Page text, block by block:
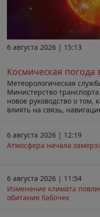
6 августа 2026 | 15:13
Космическая погода
Метеорологическая
Министерство
новое руководство о том,
влиять на связь,
6 августа 2026 | 12:19
Атмосфера начала
6 августа 2026 | 11:54
Изменение климата
обитания бабочек